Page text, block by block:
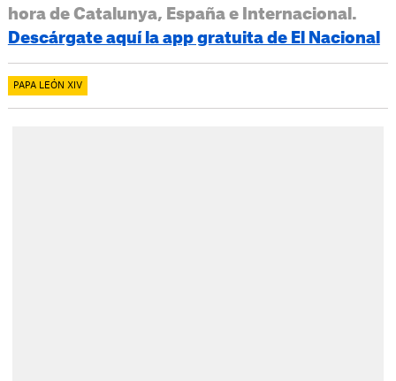
hora de Catalunya, España e Internacional.
Descárgate aquí la app gratuita de El Nacional
PAPA LEÓN XIV